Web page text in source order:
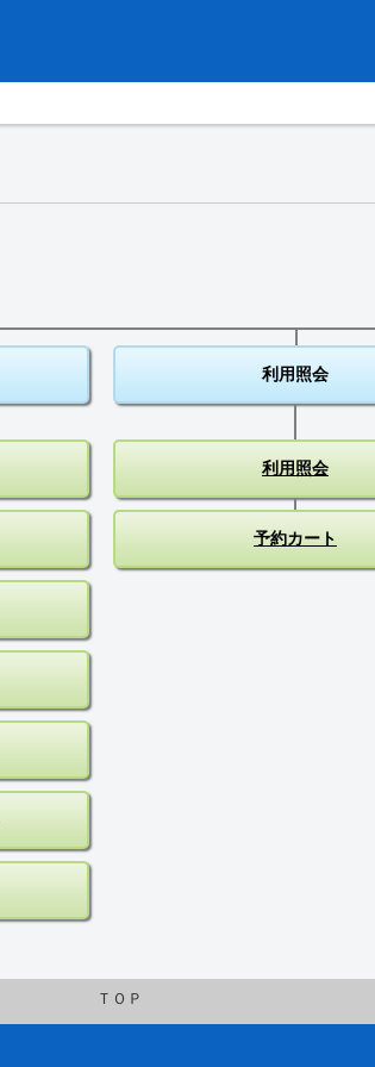
利用照会
利用照会
予約カート
ＴＯＰ